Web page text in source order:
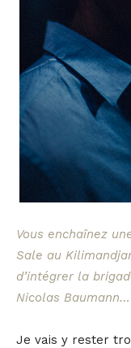
Vous enchaînez
Sale au
d’intégrer la
Nicolas Baumann…
Je vais y rester